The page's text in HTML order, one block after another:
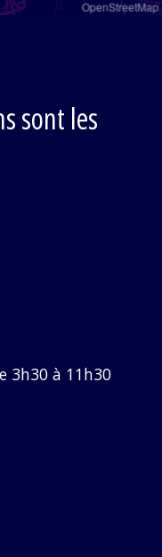
OpenStreetMap
sont les
3h30 à 11h30